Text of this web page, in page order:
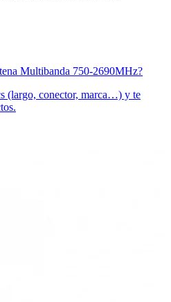
Multibanda 750-2690MHz?
(largo, conector, marca…) y te